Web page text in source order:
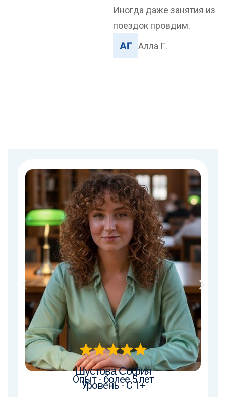
Иногда даже занятия из
поездок провдим.
Алла Г.
Шустова София
Опыт - более 5 лет
Уровень - C 1+